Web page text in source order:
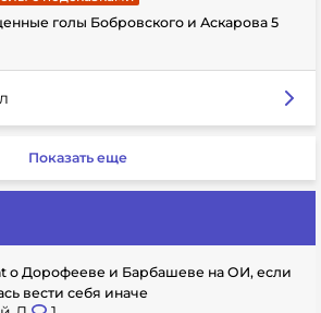
голы Бобровского и Аскарова 5
Показать еще
о Дорофееве и Барбашеве на ОИ, если
вести себя иначе